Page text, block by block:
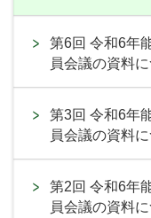
第6回 令和6年
員会議の資料
第3回 令和6年
員会議の資料
第2回 令和6年
員会議の資料